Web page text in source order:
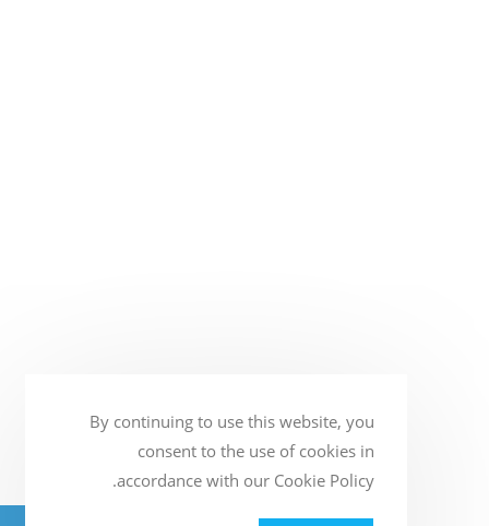
By continuing to use this website, you
consent to the use of cookies in
accordance with our Cookie Policy.